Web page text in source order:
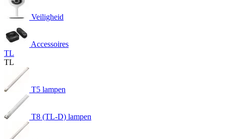
Veiligheid
Accessoires
TL
TL
T5 lampen
T8 (TL-D) lampen